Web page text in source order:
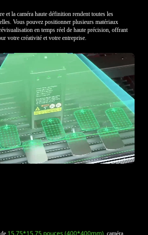
et la caméra haute définition rendent toutes les
Vous pouvez positionner plusieurs matériaux
en temps réel de haute précision, offrant
votre créativité et votre entreprise.
15,75*15,75 pouces (400*400mm) , caméra